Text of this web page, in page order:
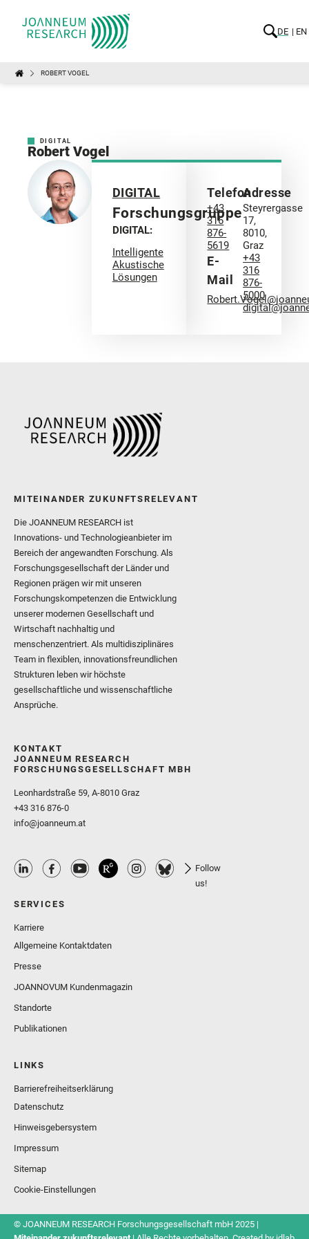
DE EN
ROBERT VOGEL
DIGITAL
Robert Vogel
DIGITAL
Forschungsgruppe
DIGITAL:
Intelligente
Akustische
Lösungen
Telefon
+43
316
876-
5619
E-
Mail
Adresse
Steyrergasse
17,
8010,
Graz
+43
316
876-
5000
MITEINANDER ZUKUNFTSRELEVANT
Die JOANNEUM RESEARCH ist
Innovations- und Technologieanbieter im
Bereich der angewandten Forschung. Als
Forschungsgesellschaft der Länder und
Regionen prägen wir mit unseren
Forschungskompetenzen die Entwicklung
unserer modernen Gesellschaft und
Wirtschaft nachhaltig und
menschenzentriert. Als multidisziplinäres
Team in flexiblen, innovationsfreundlichen
Strukturen leben wir höchste
gesellschaftliche und wissenschaftliche
Ansprüche.
KONTAKT
JOANNEUM RESEARCH
FORSCHUNGSGESELLSCHAFT MBH
Leonhardstraße 59, A-8010 Graz
+43 316 876-0
info@joanneum.at
Follow
us!
SERVICES
Karriere
Allgemeine Kontaktdaten
Presse
JOANNOVUM Kundenmagazin
Standorte
Publikationen
LINKS
Barrierefreiheitserklärung
Datenschutz
Hinweisgebersystem
Impressum
Sitemap
Cookie-Einstellungen
© JOANNEUM RESEARCH Forschungsgesellschaft mbH 2025 |